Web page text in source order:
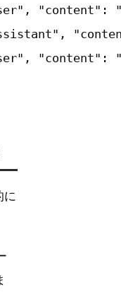
"content":
"content": "
に